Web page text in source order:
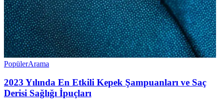
PopülerArama
2023 Yılında En Etkili Kepek Şampuanları ve Saç
Derisi Sağlığı İpuçları